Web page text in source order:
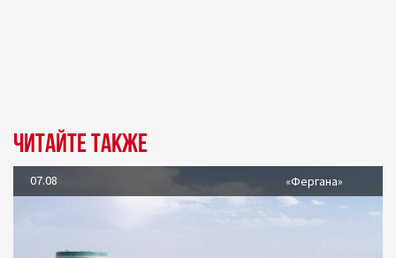
Читайте также
07.08 «Фергана»